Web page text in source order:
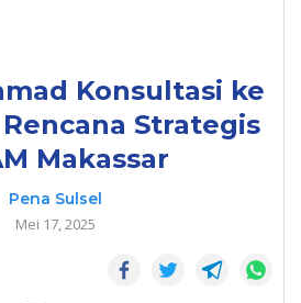
Konsultasi ke
Rencana Strategis
Makassar
Pena Sulsel
Mei 17, 2025